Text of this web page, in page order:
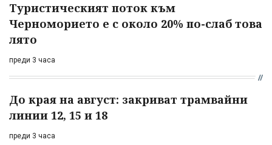
Туристическият поток към
Черноморието е с около 20% по-слаб това
лято
преди 3 часа
До края на август: закриват трамвайни
линии 12, 15 и 18
преди 3 часа